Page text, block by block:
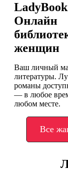
Онлайн
женщин
Ваш личный
литературы.
романы
— в любое
любом месте.
Все